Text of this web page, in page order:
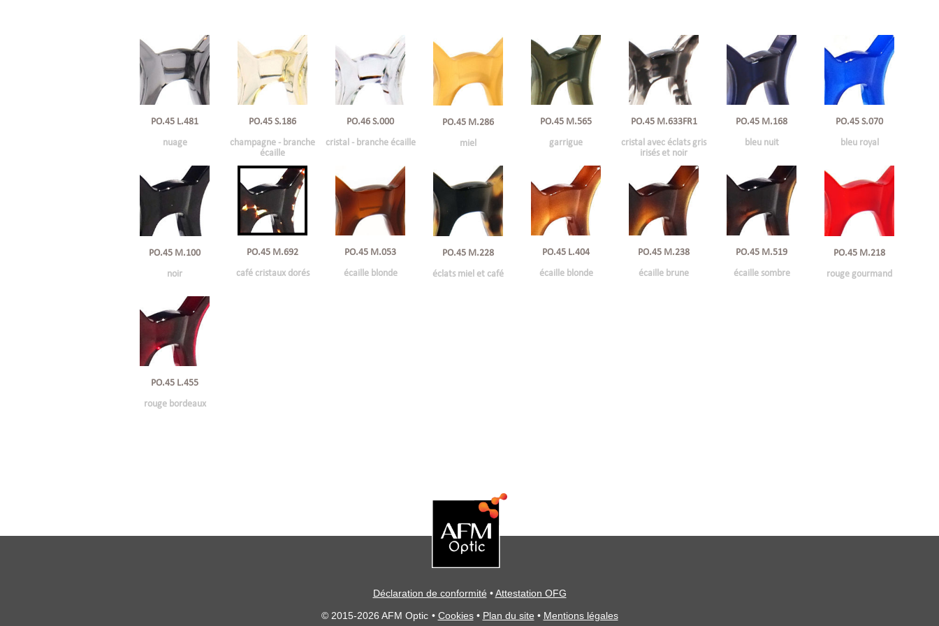
PO.45 L.481
nuage
PO.45 S.186
champagne - branche
écaille
PO.46 S.000
cristal - branche écaille
PO.45 M.286
miel
PO.45 M.565
garrigue
PO.45 M.633FR1
cristal avec éclats gris
irisés et noir
PO.45 M.168
bleu nuit
PO.45 S.070
bleu royal
PO.45 M.100
noir
PO.45 M.692
café cristaux dorés
PO.45 M.053
écaille blonde
PO.45 M.228
éclats miel et café
PO.45 L.404
écaille blonde
PO.45 M.238
écaille brune
PO.45 M.519
écaille sombre
PO.45 M.218
rouge gourmand
PO.45 L.455
rouge bordeaux
Déclaration de conformité •Attestation OFG
© 2015-2026 AFM Optic • Cookies• Plan du site • Mentions légales